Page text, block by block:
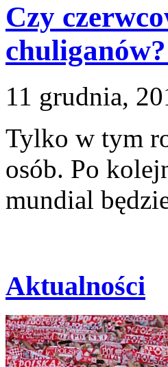
Czy
11 grudnia,
Tylko w tym
osób. Po
mundial
Aktualności